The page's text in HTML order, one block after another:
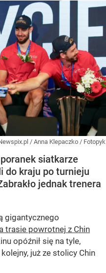
/ Anna Klepaczko / Fotopyk
siatkarze
do kraju po turnieju
jednak trenera
gigantycznego
trasie powrotnej z Chin
opóźnił się na tyle,
już ze stolicy Chin